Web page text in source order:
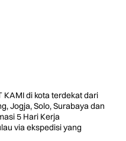
KAMI di kota terdekat dari
Jogja, Solo, Surabaya dan
5 Hari Kerja
via ekspedisi yang